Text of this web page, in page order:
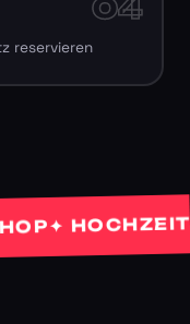
04
reservieren
✦